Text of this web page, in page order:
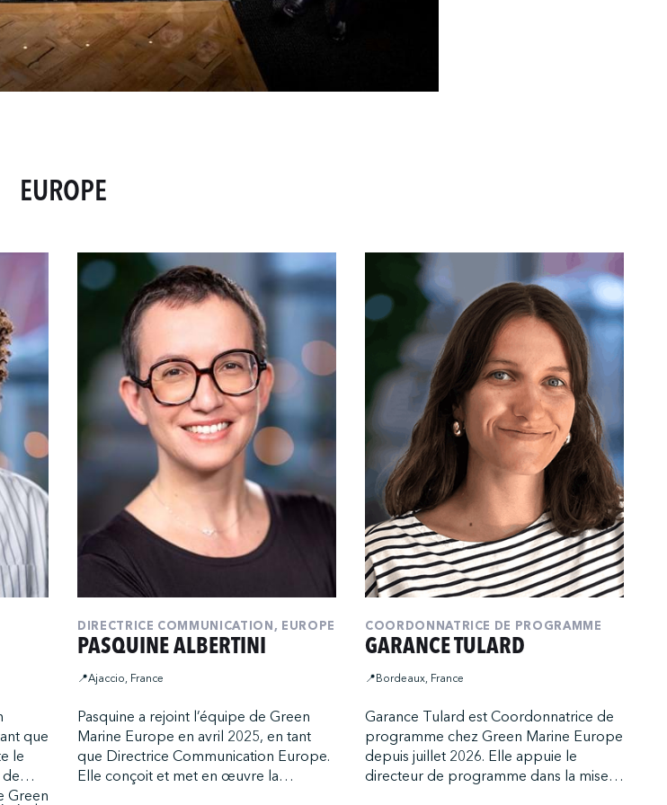
EUROPE
que
le
Green
DIRECTRICE COMMUNICATION, EUROPE
PASQUINE ALBERTINI
📍Ajaccio, France
Pasquine a rejoint l’équipe de Green
Marine Europe en avril 2025, en tant
que Directrice Communication Europe.
Elle conçoit et met en œuvre la
COORDONNATRICE DE PROGRAMME
GARANCE TULARD
📍Bordeaux, France
Garance Tulard est Coordonnatrice de
programme chez Green Marine Europe
depuis juillet 2026. Elle appuie le
directeur de programme dans la mise